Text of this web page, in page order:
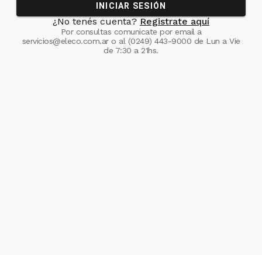
INICIAR SESIÓN
¿No tenés cuenta? Registrate aquí
Por consultas comunicate por email a
servicios@eleco.com.aro al (0249) 443-9000 de Lun a Vie
de 7:30 a 21hs.